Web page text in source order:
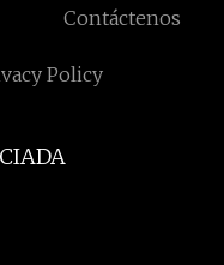
Contáctenos
Policy